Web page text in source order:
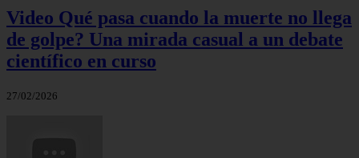
Video Qué pasa cuando la muerte no llega
de golpe? Una mirada casual a un debate
científico en curso
27/02/2026